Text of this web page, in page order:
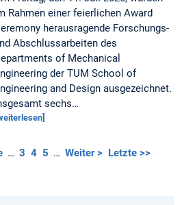
Rahmen einer feierlichen Award
herausragende Forschungs-
Abschlussarbeiten des
of Mechanical
der TUM School of
and Design ausgezeichnet.
sechs…
… 3 4 5 … Weiter > Letzte >>